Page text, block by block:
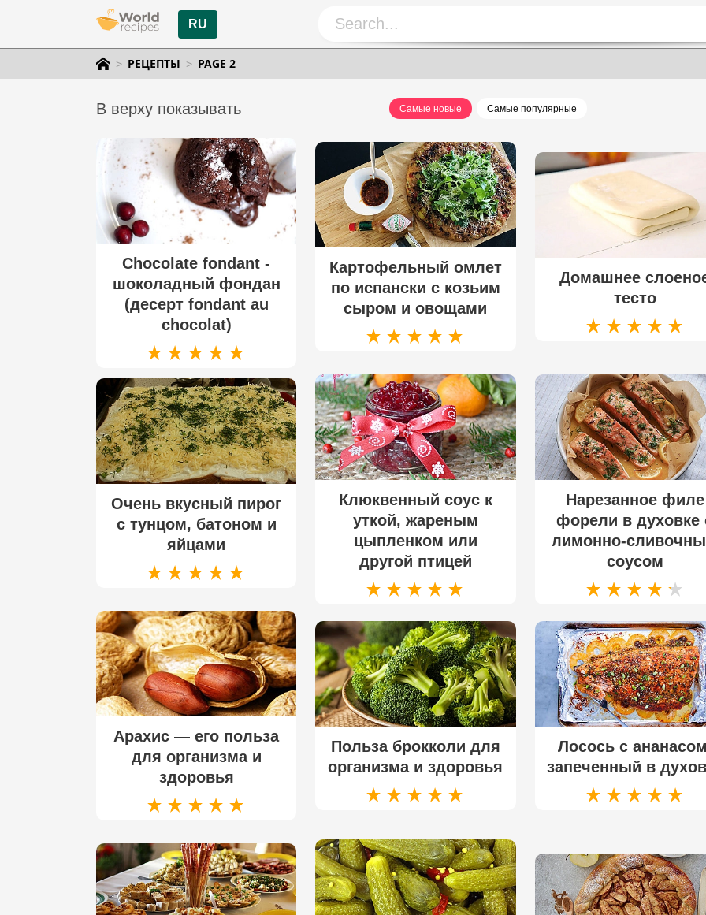
RU
РЕЦЕПТЫ PAGE 2
В верху показывать Самые новые Самые популярные
Chocolate fondant -
шоколадный фондан
(десерт fondant au
chocolat)
Картофельный омлет
по испански с козьим
сыром и овощами
Домашнее
тесто
Очень вкусный пирог
с тунцом, батоном и
яйцами
Клюквенный соус к
уткой, жареным
цыпленком или
другой птицей
Нарезанное филе
форели в духовке
лимонно-
соусом
Арахис — его польза
для организма и
здоровья
Польза брокколи для
организма и здоровья
Лосось с
запеченный в